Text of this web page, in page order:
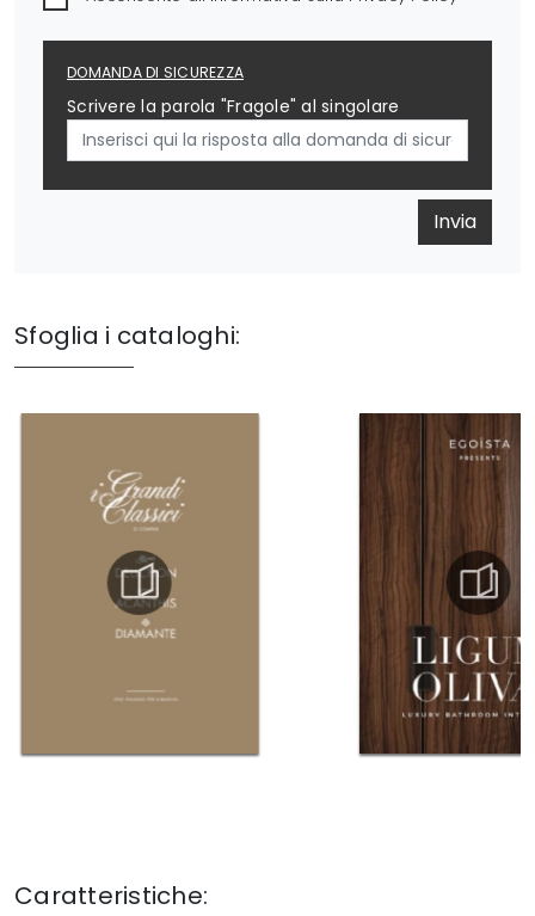
DOMANDA DI SICUREZZA
Scrivere la parola "Fragole" al singolare
Invia
Sfoglia i cataloghi:
Caratteristiche: